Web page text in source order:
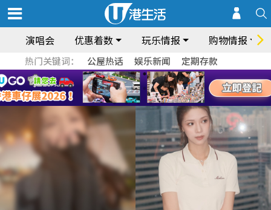
演唱会 优惠着数 玩乐情报 购物情报
热门关键词： 公屋热话 娱乐新闻 定期存款